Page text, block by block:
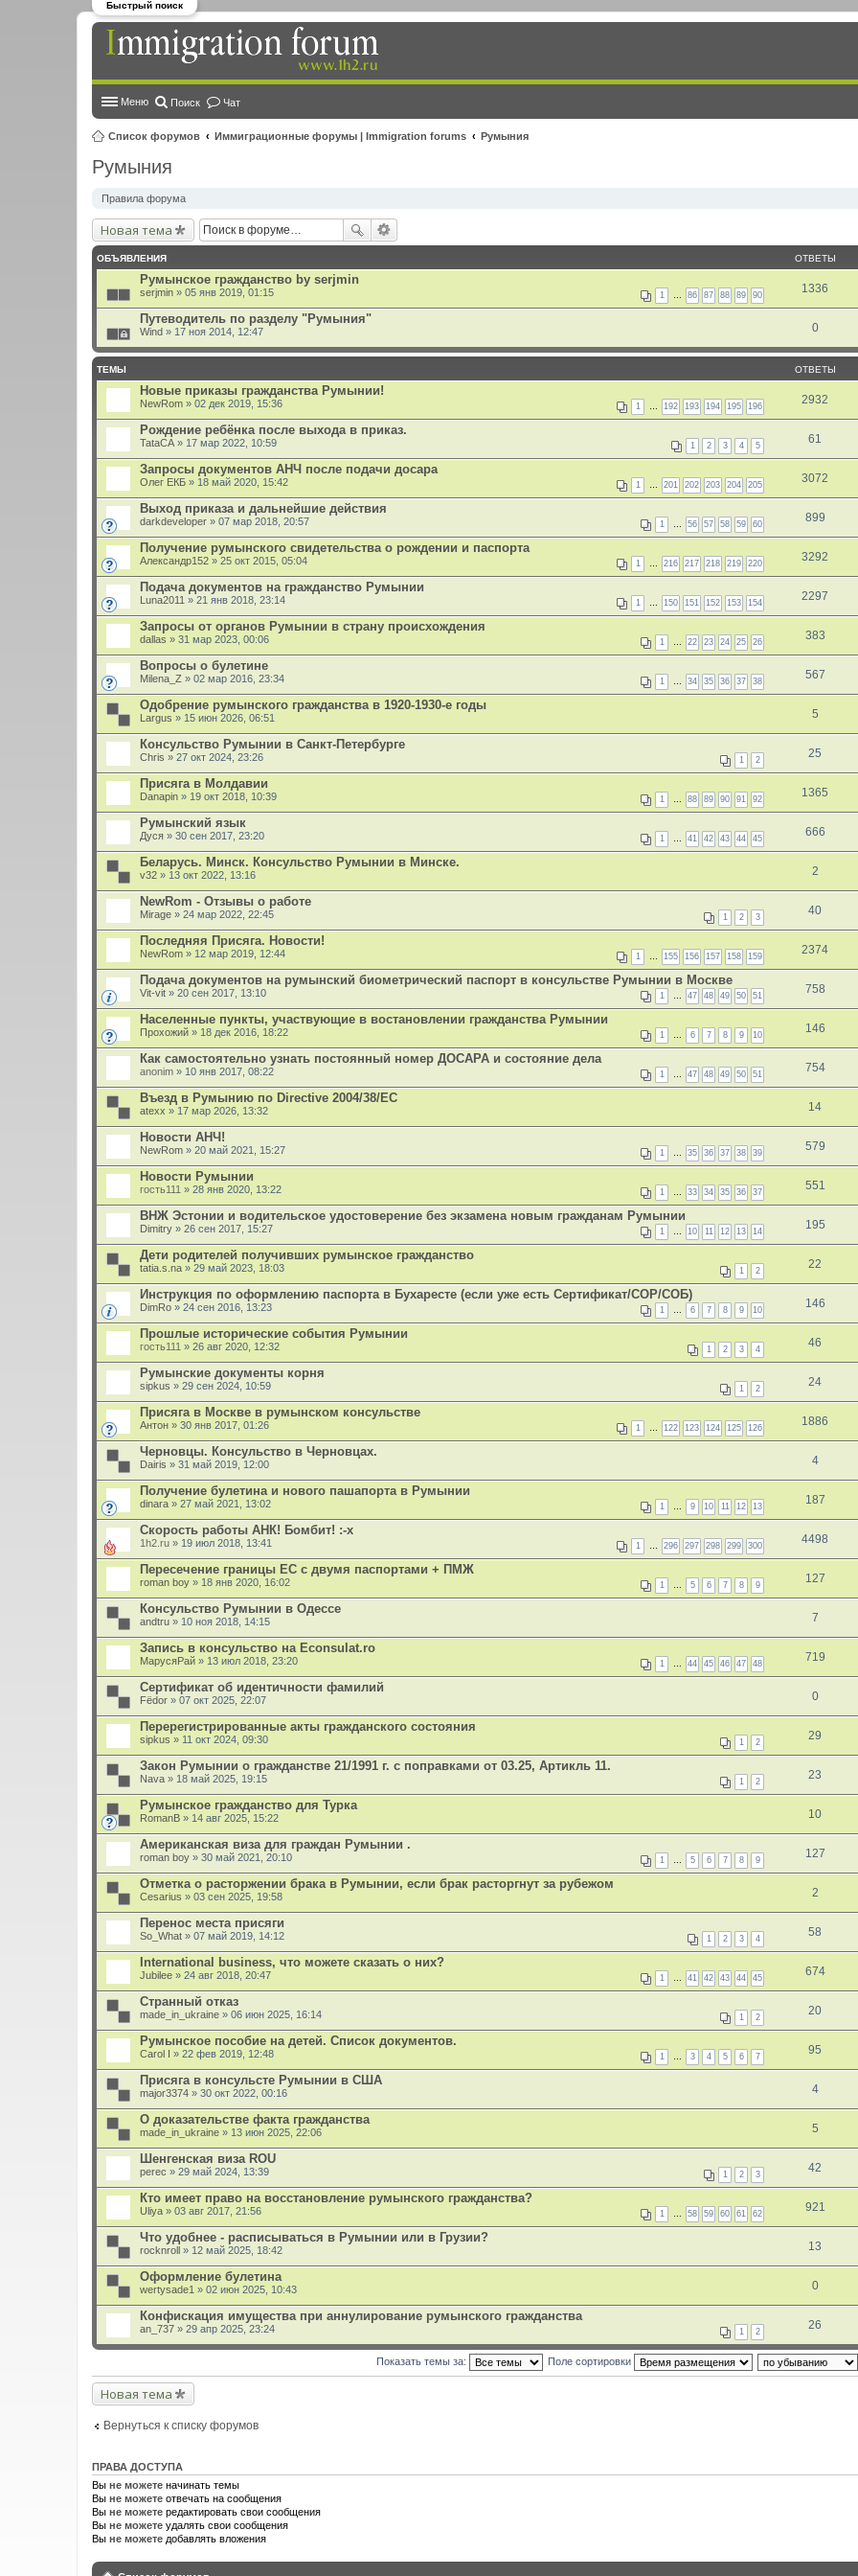
Меню Поиск Чат
Список форумов Иммиграционные форумы | Immigration forums Румыния
Быстрый поиск
Румыния
Правила форума
Новая тема
ОБЪЯВЛЕНИЯ ОТВЕТЫ
Румынское гражданство by serjmin
1 … 86 87 88 89 90
serjmin » 05 янв 2019, 01:15 1336
Путеводитель по разделу "Румыния"
Wind » 17 ноя 2014, 12:47 0
ТЕМЫ ОТВЕТЫ
Новые приказы гражданства Румынии!
1 … 192 193 194 195 196
NewRom » 02 дек 2019, 15:36 2932
Рождение ребёнка после выхода в приказ.
1 2 3 4 5
TataCA » 17 мар 2022, 10:59 61
Запросы документов АНЧ после подачи досара
1 … 201 202 203 204 205
Олег ЕКБ » 18 май 2020, 15:42 3072
Выход приказа и дальнейшие действия
1 … 56 57 58 59 60
darkdeveloper » 07 мар 2018, 20:57 899
Получение румынского свидетельства о рождении и паспорта
1 … 216 217 218 219 220
Александр152 » 25 окт 2015, 05:04 3292
Подача документов на гражданство Румынии
1 … 150 151 152 153 154
Luna2011 » 21 янв 2018, 23:14 2297
Запросы от органов Румынии в страну происхождения
1 … 22 23 24 25 26
dallas » 31 мар 2023, 00:06 383
Вопросы о булетине
1 … 34 35 36 37 38
Milena_Z » 02 мар 2016, 23:34 567
Одобрение румынского гражданства в 1920-1930-е годы
Largus » 15 июн 2026, 06:51 5
Консульство Румынии в Санкт-Петербурге
1 2
Chris » 27 окт 2024, 23:26 25
Присяга в Молдавии
1 … 88 89 90 91 92
Danapin » 19 окт 2018, 10:39 1365
Румынский язык
1 … 41 42 43 44 45
Дуся » 30 сен 2017, 23:20 666
Беларусь. Минск. Консульство Румынии в Минске.
v32 » 13 окт 2022, 13:16 2
NewRom - Отзывы о работе
1 2 3
Mirage » 24 мар 2022, 22:45 40
Последняя Присяга. Новости!
1 … 155 156 157 158 159
NewRom » 12 мар 2019, 12:44 2374
Подача документов на румынский биометрический паспорт в консульстве Румынии в Москве
1 … 47 48 49 50 51
Vit-vit » 20 сен 2017, 13:10 758
Населенные пункты, участвующие в востановлении гражданства Румынии
1 … 6 7 8 9 10
Прохожий » 18 дек 2016, 18:22 146
Как самостоятельно узнать постоянный номер ДОСАРА и состояние дела
1 … 47 48 49 50 51
anonim » 10 янв 2017, 08:22 754
Въезд в Румынию по Directive 2004/38/EC
atexx » 17 мар 2026, 13:32 14
Новости АНЧ!
1 … 35 36 37 38 39
NewRom » 20 май 2021, 15:27 579
Новости Румынии
1 … 33 34 35 36 37
гость111 » 28 янв 2020, 13:22 551
ВНЖ Эстонии и водительское удостоверение без экзамена новым гражданам Румынии
1 … 10 11 12 13 14
Dimitry » 26 сен 2017, 15:27 195
Дети родителей получивших румынское гражданство
1 2
tatia.s.na » 29 май 2023, 18:03 22
Инструкция по оформлению паспорта в Бухаресте (если уже есть Сертификат/СОР/СОБ)
1 … 6 7 8 9 10
DimRo » 24 сен 2016, 13:23 146
Прошлые исторические события Румынии
1 2 3 4
гость111 » 26 авг 2020, 12:32 46
Румынские документы корня
1 2
sipkus » 29 сен 2024, 10:59 24
Присяга в Москве в румынском консульстве
1 … 122 123 124 125 126
Антон » 30 янв 2017, 01:26 1886
Черновцы. Консульство в Черновцах.
Dairis » 31 май 2019, 12:00 4
Получение булетина и нового пашапорта в Румынии
1 … 9 10 11 12 13
dinara » 27 май 2021, 13:02 187
Скорость работы АНК! Бомбит! :-x
1 … 296 297 298 299 300
1h2.ru » 19 июл 2018, 13:41 4498
Пересечение границы ЕС с двумя паспортами + ПМЖ
1 … 5 6 7 8 9
roman boy » 18 янв 2020, 16:02 127
Консульство Румынии в Одессе
andtru » 10 ноя 2018, 14:15 7
Запись в консульство на Econsulat.ro
1 … 44 45 46 47 48
МарусяРай » 13 июл 2018, 23:20 719
Сертификат об идентичности фамилий
Fёdor » 07 окт 2025, 22:07 0
Перерегистрированные акты гражданского состояния
1 2
sipkus » 11 окт 2024, 09:30 29
Закон Румынии о гражданстве 21/1991 г. с поправками от 03.25, Артикль 11.
1 2
Nava » 18 май 2025, 19:15 23
Румынское гражданство для Турка
RomanB » 14 авг 2025, 15:22 10
Американская виза для граждан Румынии .
1 … 5 6 7 8 9
roman boy » 30 май 2021, 20:10 127
Отметка о расторжении брака в Румынии, если брак расторгнут за рубежом
Cesarius » 03 сен 2025, 19:58 2
Перенос места присяги
1 2 3 4
So_What » 07 май 2019, 14:12 58
International business, что можете сказать о них?
1 … 41 42 43 44 45
Jubilee » 24 авг 2018, 20:47 674
Странный отказ
1 2
made_in_ukraine » 06 июн 2025, 16:14 20
Румынское пособие на детей. Список документов.
1 … 3 4 5 6 7
Carol I » 22 фев 2019, 12:48 95
Присяга в консульсте Румынии в США
major3374 » 30 окт 2022, 00:16 4
О доказательстве факта гражданства
made_in_ukraine » 13 июн 2025, 22:06 5
Шенгенская виза ROU
1 2 3
perec » 29 май 2024, 13:39 42
Кто имеет право на восстановление румынского гражданства?
1 … 58 59 60 61 62
Uliya » 03 авг 2017, 21:56 921
Что удобнее - расписываться в Румынии или в Грузии?
rocknroll » 12 май 2025, 18:42 13
Оформление булетина
wertysade1 » 02 июн 2025, 10:43 0
Конфискация имущества при аннулирование румынского гражданства
1 2
an_737 » 29 апр 2025, 23:24 26
Показать темы за: Поле сортировки
Новая тема
Вернуться к списку форумов
ПРАВА ДОСТУПА
Вы не можете начинать темы
Вы не можете отвечать на сообщения
Вы не можете редактировать свои сообщения
Вы не можете удалять свои сообщения
Вы не можете добавлять вложения